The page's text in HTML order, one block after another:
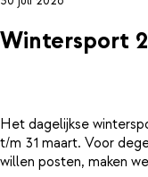
Wintersport
Het dagelijkse
t/m 31 maart. Voor
willen posten, maken